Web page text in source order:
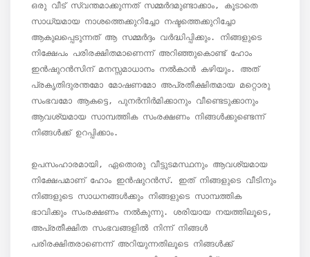
ഒരു വീട് സ്വന്തമാക്കുന്നത് സമ്മർദമുണ്ടാക്കാം, കൂടാതെ
സാധ്യമായ നാശത്തെക്കുറിച്ചോ നഷ്ടത്തെക്കുറിച്ചോ
ആകുലപ്പെടുന്നത് ആ സമ്മർദ്ദം വർദ്ധിപ്പിക്കും. നിങ്ങളുടെ
നിക്ഷേപം പരിരക്ഷിതമാണെന്ന് അറിഞ്ഞുകൊണ്ട് ഹോം
ഇൻഷുറൻസിന് മനസ്സമാധാനം നൽകാൻ കഴിയും. അത്
പ്രകൃതിദുരന്തമോ മോഷണമോ അപ്രതീക്ഷിതമായ മറ്റൊരു
സംഭവമോ ആകട്ടെ, പുനർനിർമിക്കാനും വീണ്ടെടുക്കാനും
ആവശ്യമായ സാമ്പത്തിക സംരക്ഷണം നിങ്ങൾക്കുണ്ടെന്ന്
നിങ്ങൾക്ക് ഉറപ്പിക്കാം.
ഉപസംഹാരമായി, ഏതൊരു വീട്ടുടമസ്ഥനും ആവശ്യമായ
നിക്ഷേപമാണ് ഹോം ഇൻഷുറൻസ്. ഇത് നിങ്ങളുടെ വീടിനും
നിങ്ങളുടെ സാധനങ്ങൾക്കും നിങ്ങളുടെ സാമ്പത്തിക
ഭാവിക്കും സംരക്ഷണം നൽകുന്നു. ശരിയായ നയത്തിലൂടെ,
അപ്രതീക്ഷിത സംഭവങ്ങളിൽ നിന്ന് നിങ്ങൾ
പരിരക്ഷിതരാണെന്ന് അറിയുന്നതിലൂടെ നിങ്ങൾക്ക്